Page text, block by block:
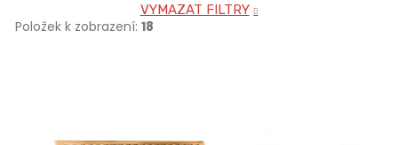
VYMAZAT FILTRY
Položek k zobrazení: 18